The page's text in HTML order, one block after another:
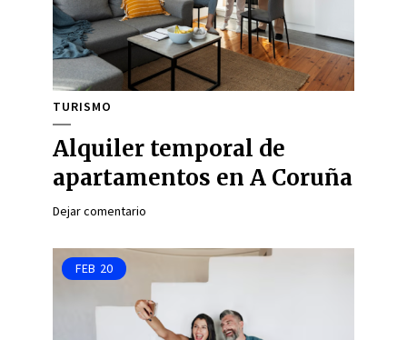
TURISMO
Alquiler temporal de
apartamentos en A Coruña
Dejar comentario
FEB 20